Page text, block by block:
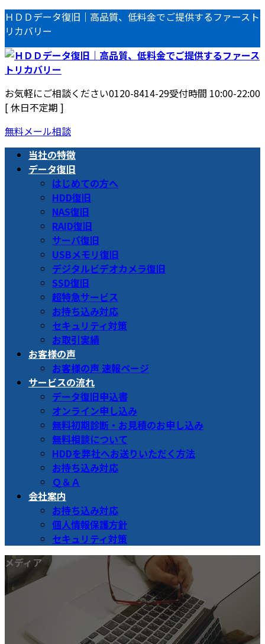
コ
ン
テ
ン
ツ
へ
ス
キ
ッ
プ
ナ
ビ
ゲ
ー
シ
ョ
ン
に
移
動
ＨＤＤデータ復旧｜高品質、低料金でご提供するファースト
リカバリー
お気軽にご相談ください0120-8414-29受付時間 10:00-22:00
[ 休日不定期 ]
無料メール相談
当社の特徴
データ復旧
はじめての方へ
HDD復旧
NAS復旧
RAID復旧
サーバ復旧
USBメモリ復旧
デジタルビデオカメラ復旧
SSD復旧
超特急サービス
お持ち込み対応
セキュリティ対策
お取引実績
お客様の声
お客様の声 速報ページ
サービスの流れ
データ復旧申込書
オンライン申し込み
無料初期診断・お見積のお申し込み
無料相談について
HDDを弊社へお送りいただく方法
お持ち込み対応
Ｑ＆Ａ
会社案内
お持ち込み対応
個人情報保護方針
セキュリティ対策
メディア